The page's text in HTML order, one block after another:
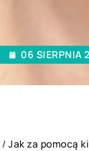
06 SIERPNIA
/ Jak za pomocą